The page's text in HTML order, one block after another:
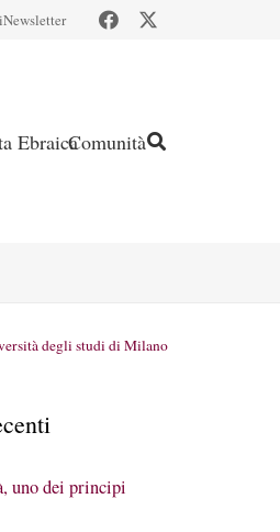
Newsletter
EbraicaComunità
degli studi di Milano
uno dei principi